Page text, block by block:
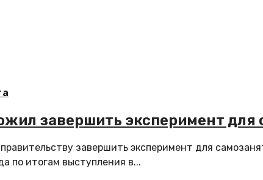
завершить эксперимент для
завершить эксперимент для
по итогам выступления в...